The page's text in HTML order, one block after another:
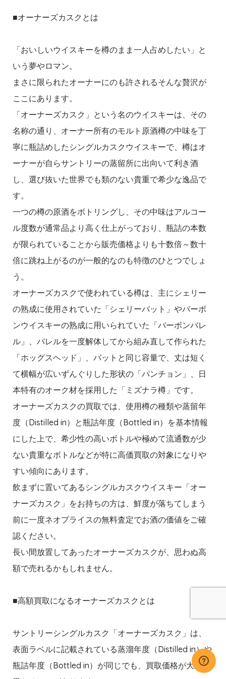
■オーナーズカスクとは
「おいしいウイスキーを樽のまま一人占めしたい」と
いう夢やロマン。
まさに限られたオーナーにのも許されるそんな贅沢が
ここにあります。
「オーナーズカスク」という名のウイスキーは、その
名称の通り、オーナー所有のモルト原酒樽の中味を丁
寧に瓶詰めしたシングルカスクウイスキーで、樽はオ
ーナーが自らサントリーの蒸留所に出向いて利き酒
し、選び抜いた世界でも類のない貴重で希少な逸品で
す。
一つの樽の原酒をボトリングし、その中味はアルコー
ル度数が通常品より高く仕上がっており、瓶詰の本数
が限られていることから販売価格よりも十数倍～数十
倍に跳ね上がるのが一般的なのも特徴のひとつでしょ
う。
オーナーズカスクで使われている樽は、主にシェリー
の熟成に使用されていた「シェリーバット」やバーボ
ンウイスキーの熟成に用いられていた「バーボンバレ
ル」、バレルを一度解体してから組み直して作られた
「ホッグスヘッド」、バットと同じ容量で、丈は短く
て横幅が広いずんぐりした形状の「パンチョン」、日
本特有のオーク材を採用した「ミズナラ樽」です。
オーナーズカスクの買取では、使用樽の種類や蒸留年
度（Distilled in）と瓶詰年度（Bottled in）を基本情報
にした上で、希少性の高いボトルや極めて流通数が少
ない貴重なボトルなどが特に高価買取の対象になりや
すい傾向にあります。
飲まずに置いてあるシングルカスクウイスキー「オー
ナーズカスク」をお持ちの方は、鮮度が落ちてしまう
前に一度ネオプライスの無料査定でお酒の価値をご確
認ください。
長い間放置してあったオーナーズカスクが、思わぬ高
額で売れるかもしれません。
■高額買取になるオーナーズカスクとは
サントリーシングルカスク「オーナーズカスク」は、
表面ラベルに記載されている蒸溜年度（Distilled in）や
瓶詰年度（Bottled in）が同じでも、買取価格が大きく